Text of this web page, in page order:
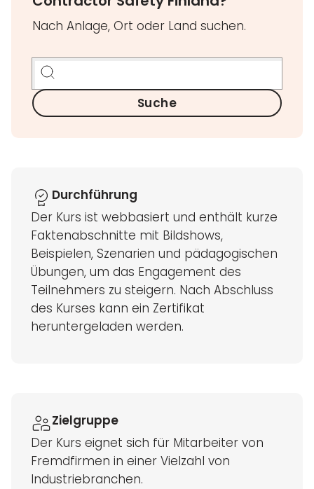
Nach Anlage, Ort oder Land suchen.
Suche
Durchführung
Der Kurs ist webbasiert und enthält kurze
Faktenabschnitte mit Bildshows,
Beispielen, Szenarien und pädagogischen
Übungen, um das Engagement des
Teilnehmers zu steigern. Nach Abschluss
des Kurses kann ein Zertifikat
heruntergeladen werden.
Zielgruppe
Der Kurs eignet sich für Mitarbeiter von
Fremdfirmen in einer Vielzahl von
Industriebranchen.